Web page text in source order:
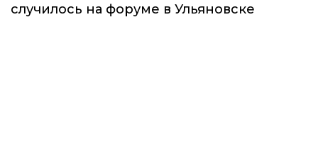
случилось на форуме в Ульяновске